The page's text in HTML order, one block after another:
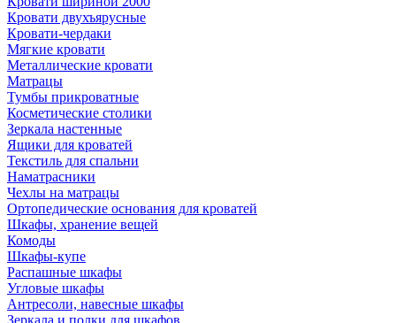
Кровати двухъярусные
Кровати-чердаки
Мягкие кровати
Металлические кровати
Матрацы
Тумбы прикроватные
Косметические столики
Зеркала настенные
Ящики для кроватей
Текстиль для спальни
Наматрасники
Чехлы на матрацы
Ортопедические основания для кроватей
Шкафы, хранение вещей
Комоды
Шкафы-купе
Распашные шкафы
Угловые шкафы
Антресоли, навесные шкафы
Зеркала и полки для шкафов